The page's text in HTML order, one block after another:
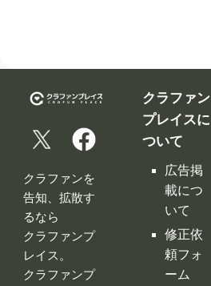
クラファンを
告知、拡散す
るなら
クラファンプ
レイス。
クラファンプ
クラファン
プレイスに
ついて
広告掲
載につ
いて
修正依
頼フォ
ーム